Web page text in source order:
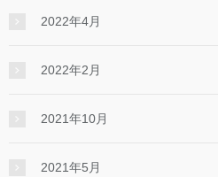
2022年4月
2022年2月
2021年10月
2021年5月